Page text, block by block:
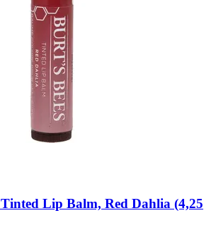
Tinted Lip Balm, Red Dahlia (4,25